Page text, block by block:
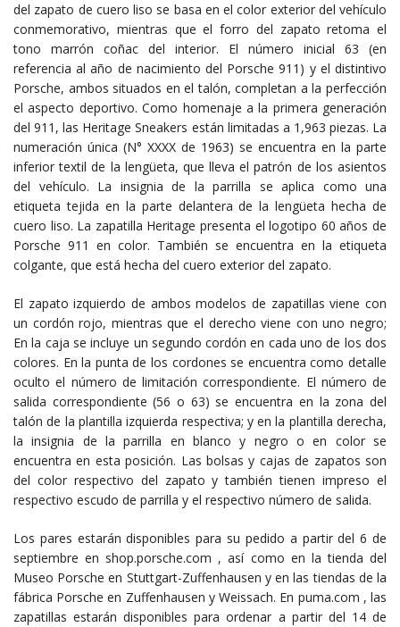
del zapato de cuero liso se basa en el color exterior del vehículo
conmemorativo, mientras que el forro del zapato retoma el
tono marrón coñac del interior. El número inicial 63 (en
referencia al año de nacimiento del Porsche 911) y el distintivo
Porsche, ambos situados en el talón, completan a la perfección
el aspecto deportivo. Como homenaje a la primera generación
del 911, las Heritage Sneakers están limitadas a 1,963 piezas. La
numeración única (N° XXXX de 1963) se encuentra en la parte
inferior textil de la lengüeta, que lleva el patrón de los asientos
del vehículo. La insignia de la parrilla se aplica como una
etiqueta tejida en la parte delantera de la lengüeta hecha de
cuero liso. La zapatilla Heritage presenta el logotipo 60 años de
Porsche 911 en color. También se encuentra en la etiqueta
colgante, que está hecha del cuero exterior del zapato.
El zapato izquierdo de ambos modelos de zapatillas viene con
un cordón rojo, mientras que el derecho viene con uno negro;
En la caja se incluye un segundo cordón en cada uno de los dos
colores. En la punta de los cordones se encuentra como detalle
oculto el número de limitación correspondiente. El número de
salida correspondiente (56 o 63) se encuentra en la zona del
talón de la plantilla izquierda respectiva; y en la plantilla derecha,
la insignia de la parrilla en blanco y negro o en color se
encuentra en esta posición. Las bolsas y cajas de zapatos son
del color respectivo del zapato y también tienen impreso el
respectivo escudo de parrilla y el respectivo número de salida.
Los pares estarán disponibles para su pedido a partir del 6 de
septiembre en shop.porsche.com , así como en la tienda del
Museo Porsche en Stuttgart-Zuffenhausen y en las tiendas de la
fábrica Porsche en Zuffenhausen y Weissach. En puma.com , las
zapatillas estarán disponibles para ordenar a partir del 14 de